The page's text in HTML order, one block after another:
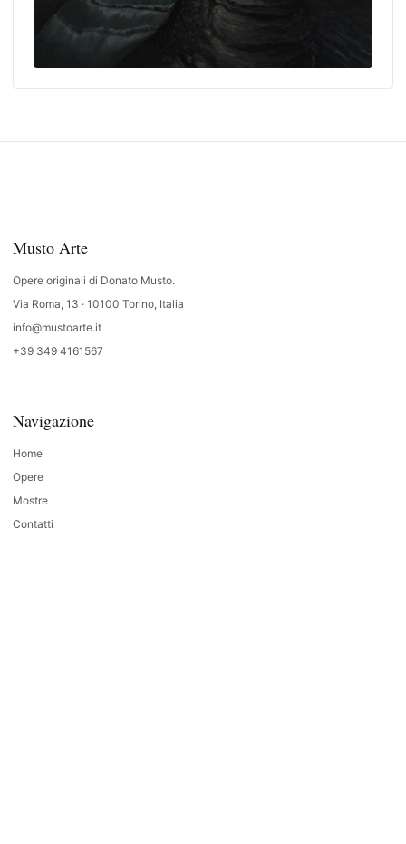
Musto Arte
Opere originali di Donato Musto.
Via Roma, 13 · 10100 Torino, Italia
info@mustoarte.it
+39 349 4161567
Navigazione
Home
Opere
Mostre
Contatti